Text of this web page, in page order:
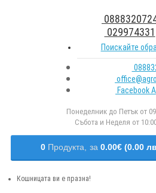
029974331
Поискайте
Facebook
Понеделник до Петък от
Събота и Неделя от
0 Продукта, за 0.00€ (0.00
Кошницата ви е празна!